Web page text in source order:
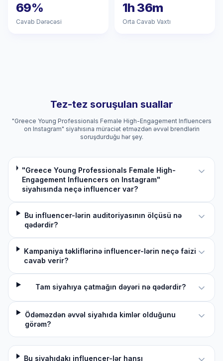
69%
Cavab Dərəcəsi
1h 36m
Orta Cavab Vaxtı
Tez-tez soruşulan suallar
"Greece Young Professionals Female High-Engagement Influencers
on Instagram" siyahısına müraciət etməzdən əvvəl brendlərin
soruşdurduğu hər şey.
"Greece Young Professionals Female High-
Engagement Influencers on Instagram"
siyahısında neçə influencer var?
Bu influencer-lərin auditoriyasının ölçüsü nə
qədərdir?
Kampaniya təkliflərinə influencer-lərin neçə faizi
cavab verir?
Tam siyahıya çatmağın dəyəri nə qədərdir?
Ödəməzdən əvvəl siyahıda kimlər olduğunu
görəm?
Bu siyahıdakı influencer-lər hansı